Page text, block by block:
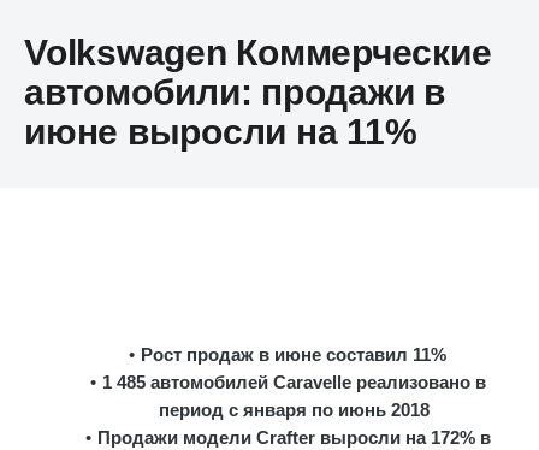
Volkswagen Коммерческие
автомобили: продажи в
июне выросли на 11%
Рост продаж в июне составил 11%
1 485 автомобилей Caravelle реализовано в
период с января по июнь 2018
Продажи модели Crafter выросли на 172% в